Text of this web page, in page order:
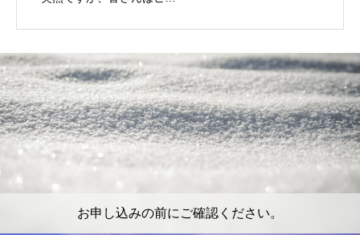
お申し込みの前にご確認ください。